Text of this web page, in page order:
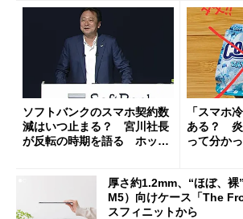
ソフトバンクのスマホ契約数
減はいつ止まる？ 宮川社長
が反転の時期を語る ホッピ
「スマホ
ある？ 炎
って分か
厚さ約1.2mm、“ほぼ、
M5）向けケース「The
スフィニットから